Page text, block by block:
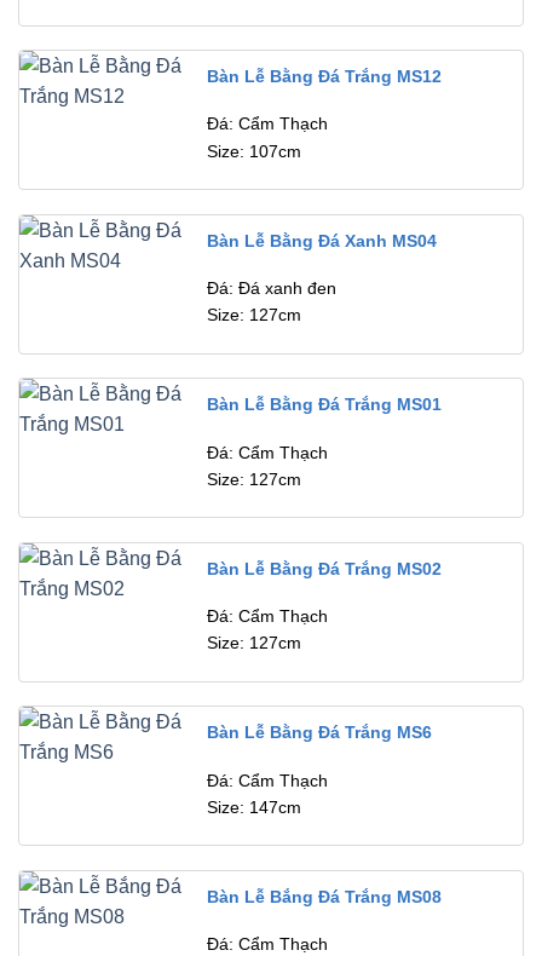
Bàn Lễ Bằng Đá Trắng MS12
Đá: Cẩm Thạch
Size: 107cm
Bàn Lễ Bằng Đá Xanh MS04
Đá: Đá xanh đen
Size: 127cm
Bàn Lễ Bằng Đá Trắng MS01
Đá: Cẩm Thạch
Size: 127cm
Bàn Lễ Bằng Đá Trắng MS02
Đá: Cẩm Thạch
Size: 127cm
Bàn Lễ Bằng Đá Trắng MS6
Đá: Cẩm Thạch
Size: 147cm
Bàn Lễ Bắng Đá Trắng MS08
Đá: Cẩm Thạch